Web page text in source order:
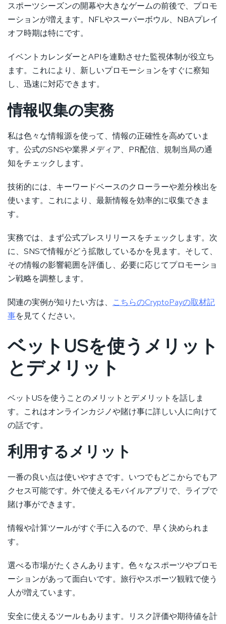
スポーツシーズンの開幕や大きなゲームの前後で、プロモ
ーションが増えます。NFLやスーパーボウル、NBAプレイ
オフ時期は特にです。
イベントカレンダーとAPIを連動させた監視体制が役立ち
ます。これにより、新しいプロモーションをすぐに察知
し、迅速に対応できます。
情報収集の実務
私は色々な情報源を使って、情報の正確性を高めていま
す。公式のSNSや業界メディア、PR配信、規制当局の通
知をチェックします。
技術的には、キーワードベースのクローラーや差分検出を
使います。これにより、最新情報を効率的に収集できま
す。
実務では、まず公式プレスリリースをチェックします。次
に、SNSで情報がどう拡散しているかを見ます。そして、
その情報の影響範囲を評価し、必要に応じてプロモーショ
ン戦略を調整します。
関連の実例が知りたい方は、 こちらのCryptoPayの取材記
事を見てください。
ベットUSを使うメリット
とデメリット
ベットUSを使うことのメリットとデメリットを話しま
す。これはオンラインカジノや賭け事に詳しい人に向けて
の話です。
利用するメリット
一番の良い点は使いやすさです。いつでもどこからでもア
クセス可能です。外で使えるモバイルアプリで、ライブで
賭け事ができます。
情報や計算ツールがすぐ手に入るので、早く決められま
す。
選べる市場がたくさんあります。色々なスポーツやプロモ
ーションがあって面白いです。旅行やスポーツ観戦で使う
人が増えています。
安全に使えるツールもあります。リスク評価や期待値を計